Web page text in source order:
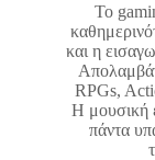
Το
και η
RPGs,
Η μουσική
πάντα